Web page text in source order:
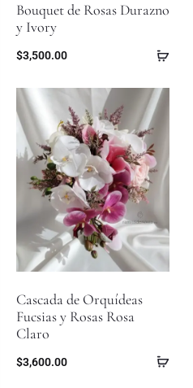
Bouquet de Rosas Durazno
y Ivory
$3,500.00
Cascada de Orquídeas
Fucsias y Rosas Rosa
Claro
$3,600.00